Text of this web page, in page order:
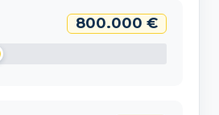
800.000 €